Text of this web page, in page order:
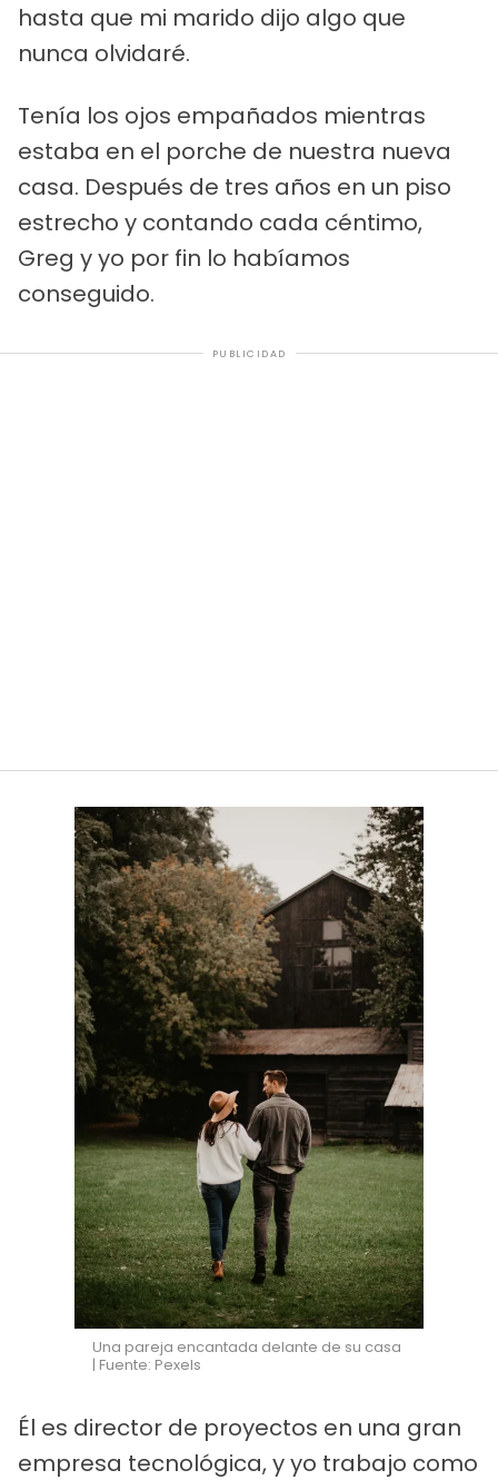
hasta que mi marido dijo algo que
nunca olvidaré.
Tenía los ojos empañados mientras
estaba en el porche de nuestra nueva
casa. Después de tres años en un piso
estrecho y contando cada céntimo,
Greg y yo por fin lo habíamos
conseguido.
PUBLICIDAD
Una pareja encantada delante de su casa
| Fuente: Pexels
Él es director de proyectos en una gran
empresa tecnológica, y yo trabajo como